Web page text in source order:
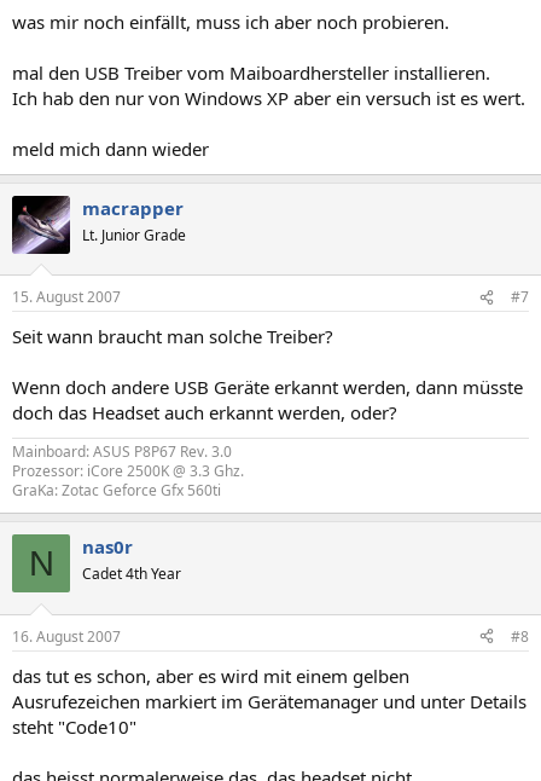
was mir noch einfällt, muss ich aber noch probieren.
mal den USB Treiber vom Maiboardhersteller installieren.
Ich hab den nur von Windows XP aber ein versuch ist es wert.
meld mich dann wieder
macrapper
Lt. Junior Grade
15. August 2007 #7
Seit wann braucht man solche Treiber?
Wenn doch andere USB Geräte erkannt werden, dann müsste
doch das Headset auch erkannt werden, oder?
Mainboard: ASUS P8P67 Rev. 3.0
Prozessor: iCore 2500K @ 3.3 Ghz.
GraKa: Zotac Geforce Gfx 560ti
N nas0r
Cadet 4th Year
16. August 2007 #8
das tut es schon, aber es wird mit einem gelben
Ausrufezeichen markiert im Gerätemanager und unter Details
steht "Code10"